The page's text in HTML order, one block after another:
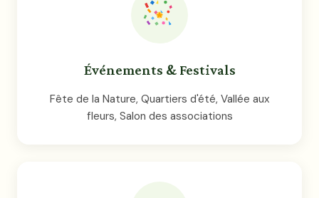
Événements & Festivals
Fête de la Nature, Quartiers d'été, Vallée aux
fleurs, Salon des associations